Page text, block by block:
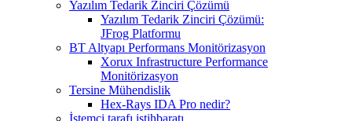
Yazılım Tedarik Zinciri Çözümü
Yazılım Tedarik Zinciri Çözümü:
JFrog Platformu
BT Altyapı Performans Monitörizasyon
Xorux Infrastructure Performance
Monitörizasyon
Tersine Mühendislik
Hex-Rays IDA Pro nedir?
İstemci tarafı istihbaratı